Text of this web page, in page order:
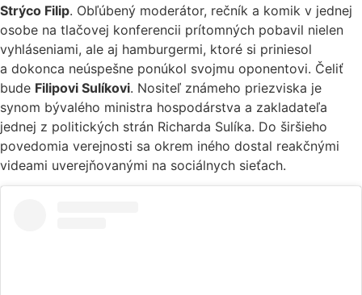
Strýco Filip. Obľúbený moderátor, rečník a komik v jednej
osobe na tlačovej konferencii prítomných pobavil nielen
vyhláseniami, ale aj hamburgermi, ktoré si priniesol
a dokonca neúspešne ponúkol svojmu oponentovi. Čeliť
bude Filipovi Sulíkovi. Nositeľ známeho priezviska je
synom bývalého ministra hospodárstva a zakladateľa
jednej z politických strán Richarda Sulíka. Do širšieho
povedomia verejnosti sa okrem iného dostal reakčnými
videami uverejňovanými na sociálnych sieťach.